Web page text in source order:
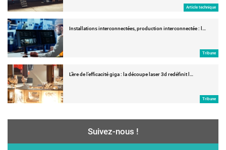
Article technique
Installations interconnectées, production interconnectée : l…
Tribune
L’ère de l’efficacité giga : la découpe laser 3d redéfinit l…
Tribune
Suivez-nous !